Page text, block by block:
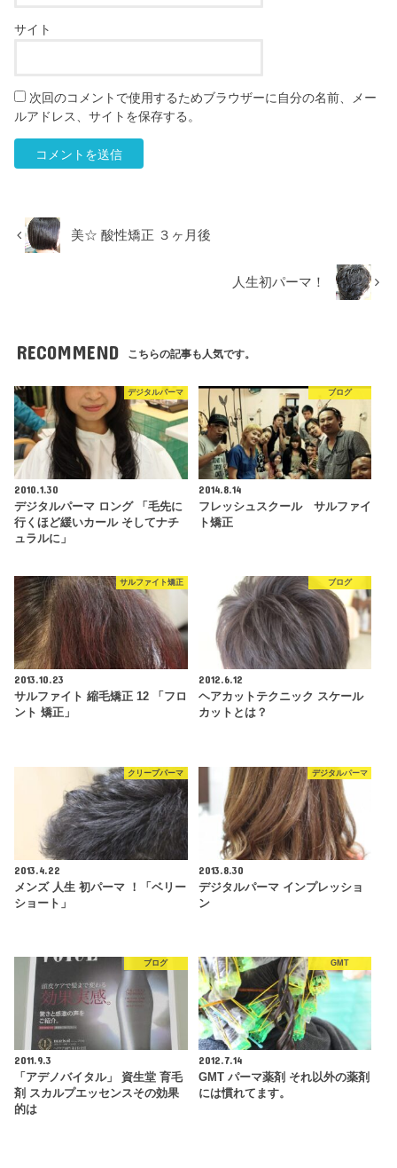
サイト
次回のコメントで使用するためブラウザーに自分の名前、メー
ルアドレス、サイトを保存する。
美☆ 酸性矯正 ３ヶ月後
人生初パーマ！
RECOMMEND こちらの記事も人気です。
デジタルパーマ
2010.1.30
デジタルパーマ ロング 「毛先に
行くほど緩いカール そしてナチ
ュラルに」
ブログ
2014.8.14
フレッシュスクール サルファイ
ト矯正
サルファイト矯正
2013.10.23
サルファイト 縮毛矯正 12 「フロ
ント 矯正」
ブログ
2012.6.12
ヘアカットテクニック スケール
カットとは？
クリープパーマ
2013.4.22
メンズ 人生 初パーマ ！「ベリー
ショート」
デジタルパーマ
2013.8.30
デジタルパーマ インプレッショ
ン
ブログ
2011.9.3
「アデノバイタル」 資生堂 育毛
剤 スカルプエッセンスその効果
的は
GMT
2012.7.14
GMT パーマ薬剤 それ以外の薬剤
には慣れてます。